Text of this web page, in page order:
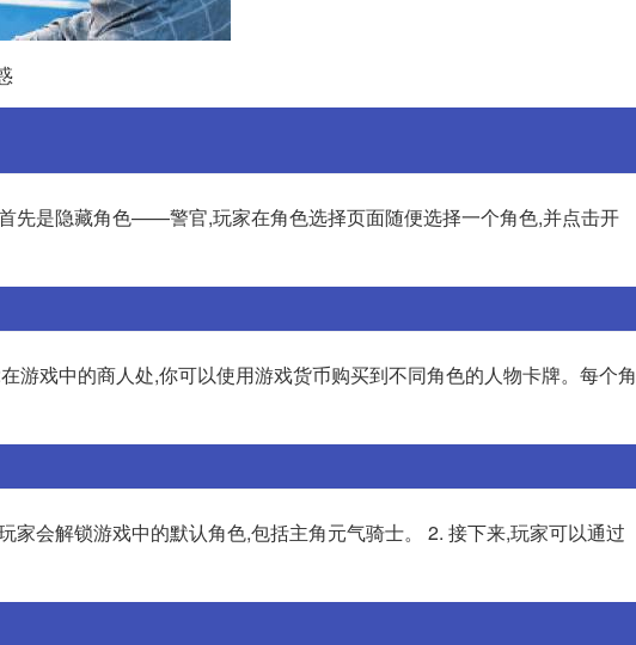
先是隐藏角色——警官,玩家在角色选择页面随便选择一个角色,并点击开
游戏中的商人处,你可以使用游戏货币购买到不同角色的人物卡牌。每个角
家会解锁游戏中的默认角色,包括主角元气骑士。 2. 接下来,玩家可以通过